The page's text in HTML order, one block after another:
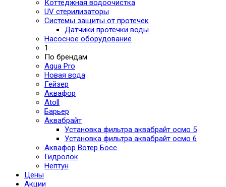
Коттеджная водоочистка
UV стерилизаторы
Системы защиты от протечек
Датчики протечки воды
Насосное оборудование
1
По брендам
Aqua Pro
Новая вода
Гейзер
Аквафор
Atoll
Барьер
Аквабрайт
Установка фильтра аквабрайт осмо 5
Установка фильтра аквабрайт осмо 6
Аквафор Вотер Босс
Гидролок
Нептун
Цены
Акции